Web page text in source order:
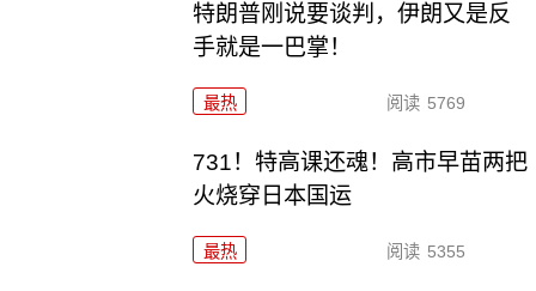
特朗普刚说要谈判，伊朗又是反
手就是一巴掌！
最热 阅读 5769
731！特高课还魂！高市早苗两把
火烧穿日本国运
最热 阅读 5355